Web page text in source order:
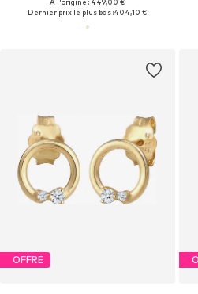
À l'origine : 449,00 €
Dernier prix le plus bas :404,10 €
OFFRE